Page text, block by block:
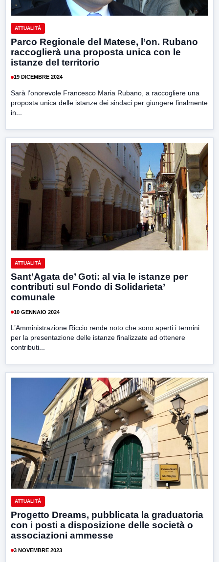
ATTUALITÀ
Parco Regionale del Matese, l’on. Rubano
raccoglierà una proposta unica con le
istanze del territorio
19 DICEMBRE 2024
Sarà l’onorevole Francesco Maria Rubano, a raccogliere una
proposta unica delle istanze dei sindaci per giungere finalmente
in...
ATTUALITÀ
Sant’Agata de’ Goti: al via le istanze per
contributi sul Fondo di Solidarieta’
comunale
10 GENNAIO 2024
L’Amministrazione Riccio rende noto che sono aperti i termini
per la presentazione delle istanze finalizzate ad ottenere
contributi...
ATTUALITÀ
Progetto Dreams, pubblicata la graduatoria
con i posti a disposizione delle società o
associazioni ammesse
3 NOVEMBRE 2023